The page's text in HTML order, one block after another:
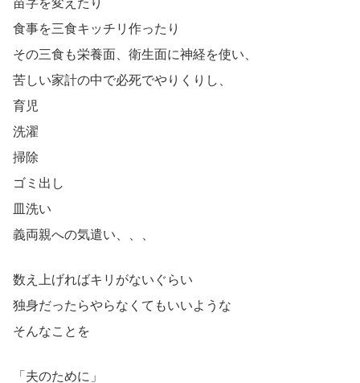
苗字を変えたり
食事を三食キッチリ作ったり
その三食も栄養面、衛生面に神経を使い、
苦しい家計の中で必死でやりくりし、
育児
洗濯
掃除
ゴミ出し
皿洗い
義両親への気遣い、、、
数え上げればキリがないぐらい
独身だったらやらなくてもいいような
そんなことを
「夫のために」